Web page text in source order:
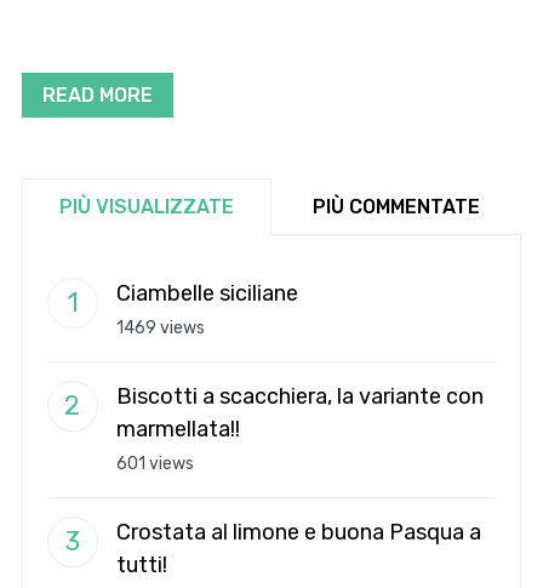
READ MORE
PIÙ VISUALIZZATE PIÙ COMMENTATE
Ciambelle siciliane
1469 views
Biscotti a scacchiera, la variante con
marmellata!!
601 views
Crostata al limone e buona Pasqua a
tutti!